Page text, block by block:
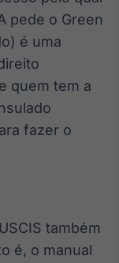
e
pede o Green
é uma
quem tem a
fazer o
também
é, o manual